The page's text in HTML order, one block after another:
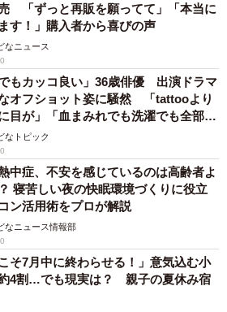
「ずっと再販を願ってて」「本当に
す！」購入者から喜びの声
なニュース
でもカッコ良い」36歳俳優 出演ドラマ
オフショット姿に騒然 「tattooより
目が」「血まみれでも洗濯でも全部か
」
なトピック
中症、不安を感じているのは高齢者よ
寝苦しい夜の快眠環境づくりに役立
ン活用術をプロが解説
なニュース情報部
こそ7月中に終わらせる！」意気込む小
4割…でも現実は？ 親子の夏休み宿